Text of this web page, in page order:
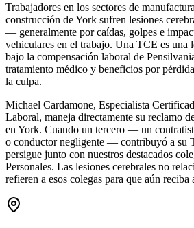
Trabajadores en los sectores de
construcción de York sufren lesiones
— generalmente por caídas, golpes e
vehiculares en el trabajo. Una TCE es una
bajo la compensación laboral de
tratamiento médico y beneficios por
la culpa.
Michael Cardamone, Especialista
Laboral, maneja directamente su reclamo
en York. Cuando un tercero — un
o conductor negligente — contribuyó a su
persigue junto con nuestros destacados
Personales. Las lesiones cerebrales no
refieren a esos colegas para que aún reciba